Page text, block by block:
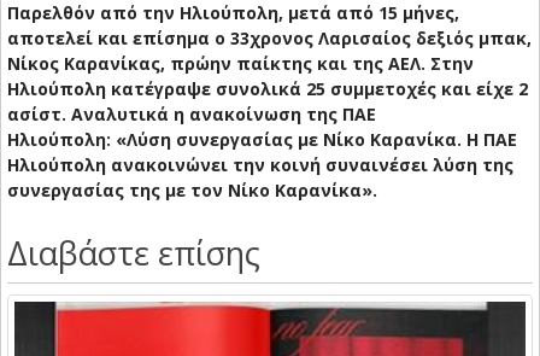
Παρελθόν από την Ηλιούπολη, μετά από 15 μήνες,
αποτελεί και επίσημα ο 33χρονος Λαρισαίος δεξιός μπακ,
Νίκος Καρανίκας, πρώην παίκτης και της ΑΕΛ. Στην
Ηλιούπολη κατέγραψε συνολικά 25 συμμετοχές και είχε 2
ασίστ. Αναλυτικά η ανακοίνωση της ΠΑΕ
Ηλιούπολη: «Λύση συνεργασίας με Νίκο Καρανίκα. Η ΠΑΕ
Ηλιούπολη ανακοινώνει την κοινή συναινέσει λύση της
συνεργασίας της με τον Νίκο Καρανίκα».
Διαβάστε επίσης